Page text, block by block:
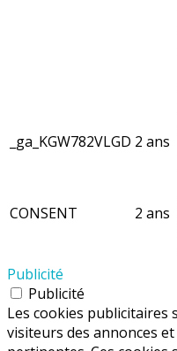
_ga_KGW782VLGD 2 ans
CONSENT 2 ans
Publicité
Publicité
Les cookies
visiteurs des annonces